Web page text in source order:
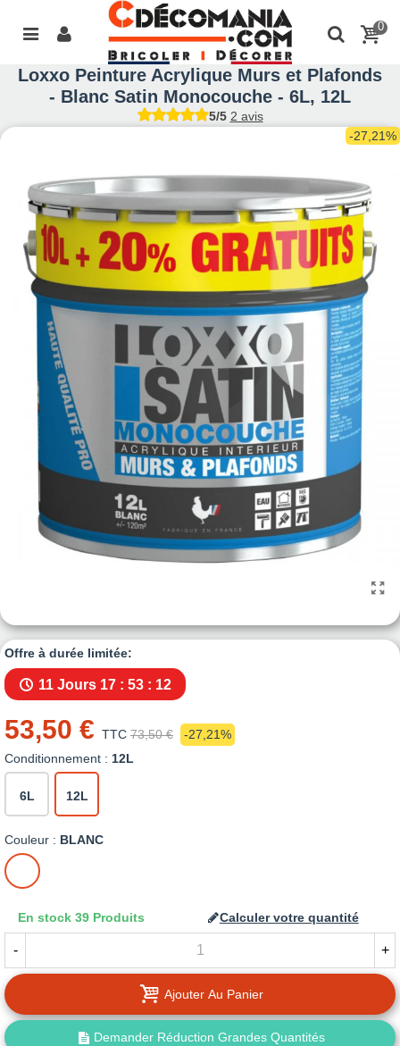
0
Loxxo Peinture Acrylique Murs et Plafonds
- Blanc Satin Monocouche - 6L, 12L
5/5 2 avis
-27,21%
Offre à durée limitée:
11 Jours 17 : 53 : 11
53,50 € TTC 73,50 €
-27,21%
Conditionnement : 12L
6L 12L
Couleur : BLANC
BLANC
En stock 39 Produits Calculer votre quantité
- +
Ajouter Au Panier
Demander Réduction Grandes Quantités